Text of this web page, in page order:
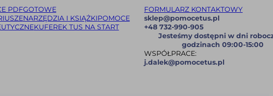
PDFGOTOWE
NARZĘDZIA I KSIĄŻKIPOMOCE
KUFEREK TUS NA START
FORMULARZ KONTAKTOWY
sklep@pomocetus.pl
+48 732-990-905
Jesteśmy dostępni w dni
godzinach 09:00-15:00
WSPÓŁPRACE:
j.dalek@pomocetus.pl